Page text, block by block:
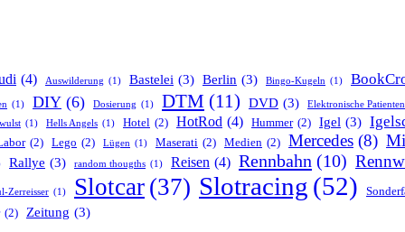
(4) Auswilderung (1) Bastelei (3) Berlin (3) Bingo-Kugeln (1)
(1) DIY (6) Dosierung (1) DTM (11) DVD (3)
Elektronische
(1) Hells Angels (1) Hotel (2) HotRod (4) Hummer (2) Igel (3)
(2) Lego (2) Lügen (1) Maserati (2) Medien (2) Mercedes (8)
Rallye (3) random thougths (1) Reisen (4) Rennbahn (10)
Zerreisser (1) Slotcar (37) Slotracing (52)
(2) Zeitung (3)